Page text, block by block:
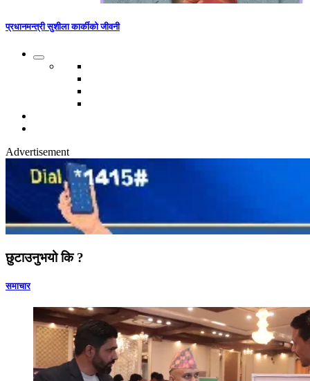
प्रधानमन्त्री सुशीला कार्कीको जीवनी
Advertisement
छुटाउनुभयो कि ?
समाचार